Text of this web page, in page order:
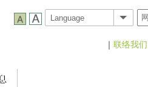
｜ 联络我们